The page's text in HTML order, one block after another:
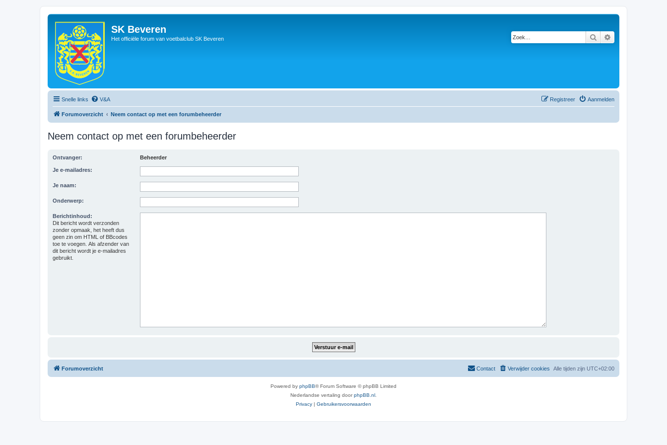
SK Beveren
Het officiële forum van voetbalclub SK Beveren Zoek
Snelle links V&A Aanmelden
Registreer
Forumoverzicht Neem contact op met een forumbeheerder
Neem contact op met een forumbeheerder
Ontvanger: Beheerder
Je e-mailadres:
Je naam:
Onderwerp:
Berichtinhoud:
Dit bericht wordt verzonden
zonder opmaak, het heeft dus
geen zin om HTML of BBcodes
toe te voegen. Als afzender van
dit bericht wordt je e-mailadres
gebruikt.
Forumoverzicht Alle tijden zijn UTC+02:00
Verwijder cookies
Contact
Powered by phpBB® Forum Software © phpBB Limited
Nederlandse vertaling doorphpBB.nl
Privacy | Gebruikersvoorwaarden